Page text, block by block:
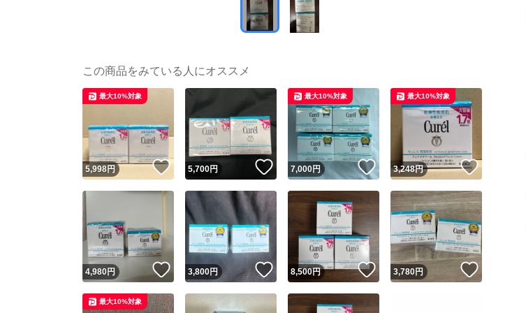
この商品をみている人にオススメ
5,998円 いいね！
最大10%対象
5,700円 いいね！
7,000円 いいね！
最大10%対象
3,248円 いいね！
最大10%対象
4,980円 いいね！
3,800円 いいね！
8,500円 いいね！
3,780円
最大10%対象